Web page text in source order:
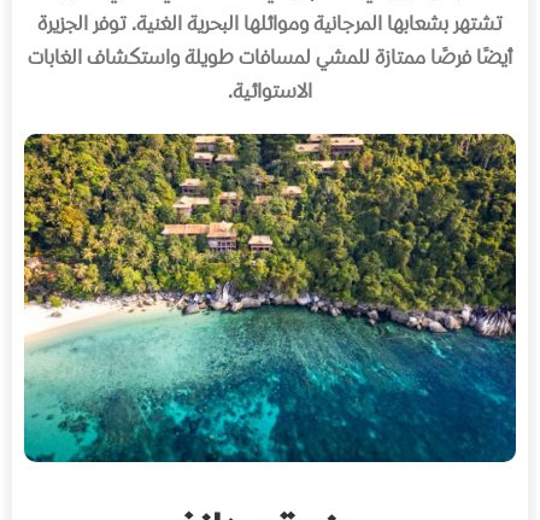
تشتهر بشعابها المرجانية وموائلها البحرية الغنية. توفر الجزيرة
أيضًا فرصًا ممتازة للمشي لمسافات طويلة واستكشاف الغابات
الاستوائية.